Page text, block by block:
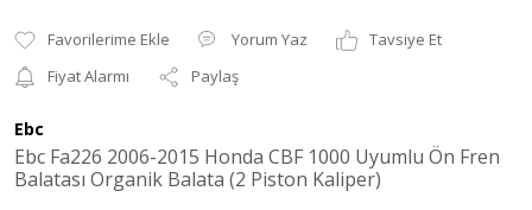
Yorum Yaz
Tavsiye Et
Fiyat Alarmı
Paylaş
Ebc
Ebc Fa226 2006-2015 Honda CBF 1000 Uyumlu Ön Fren
Balatası Organik Balata (2 Piston Kaliper)